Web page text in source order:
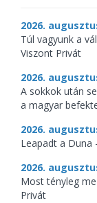
2026.
Túl vagyunk a
Viszont Privát
2026.
A sokkok után
a magyar
2026.
Leapadt a Duna
2026.
Most tényleg
Privát